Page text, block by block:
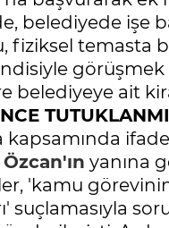
belediyede işe
temasta
görüşmek
belediyeye ait
kapsamında
yanına
'kamu
suçlamasıyla